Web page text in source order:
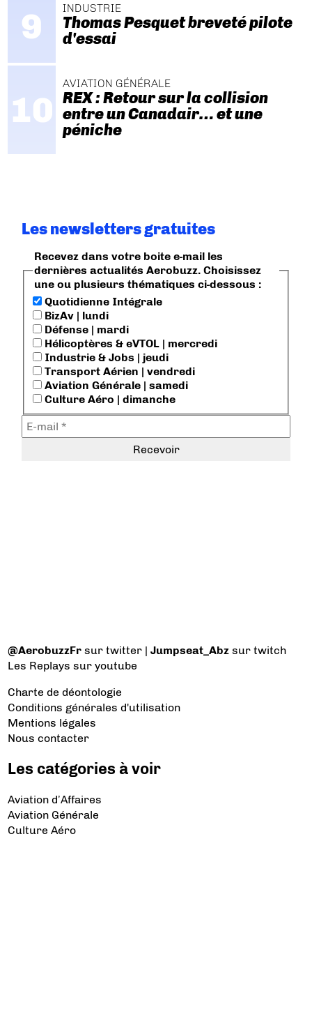
INDUSTRIE
Thomas Pesquet breveté pilote
d'essai
AVIATION GÉNÉRALE
REX : Retour sur la collision
entre un Canadair… et une
péniche
Les newsletters gratuites
Recevez dans votre boite e-mail les
dernières actualités Aerobuzz. Choisissez
une ou plusieurs thématiques ci-dessous :
Quotidienne Intégrale
BizAv | lundi
Défense | mardi
Hélicoptères & eVTOL | mercredi
Industrie & Jobs | jeudi
Transport Aérien | vendredi
Aviation Générale | samedi
Culture Aéro | dimanche
@AerobuzzFr sur twitter |Jumpseat_Abz sur twitch
Les Replays sur youtube
Charte de déontologie
Conditions générales d'utilisation
Mentions légales
Nous contacter
Les catégories à voir
Aviation d’Affaires
Aviation Générale
Culture Aéro